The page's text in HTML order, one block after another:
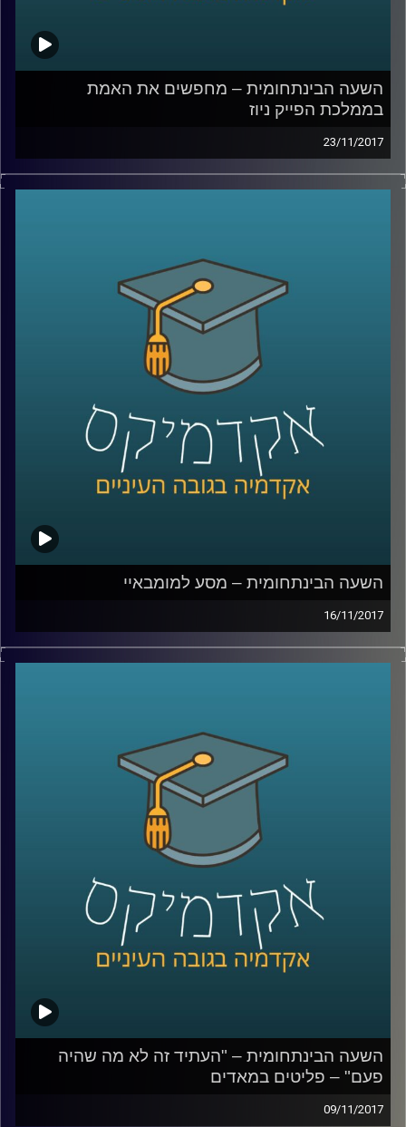
השעה הבינתחומית – מחפשים את האמת
בממלכת הפייק ניוז
23/11/2017
בחודש דצמבר 2016 יצא מביתו צעיר אמריקני
של הילרי קלינטון. נשמע מופרך? זו אחת
התוצאות של כמויות הפייק ניוז שמציפות את
הרשת בשנים האחרונות. ד"ר צחי חייט עומד על
היקף התופעה, על האתגרים שהיא מציבה ועל
הרצון האנושי, שעדיין קיים, לתוכן אותנטי
קרדיט תמונות: AudioVersity
השעה הבינתחומית – מסע למומבאיי
16/11/2017
היא אחת מהערים הגדולות ביותר בעולם
פסוואני שבו מסיור במומבאיי ונותנים הצצה
לאתגרים האדירים בפניהם ניצבת העיר, לקשיי
התחבורה והדיור ולסיפורים האנושיים המרגשים
AudioVersity
השעה הבינתחומית – "העתיד זה לא מה שהיה
פעם" – פליטים במאדים
09/11/2017